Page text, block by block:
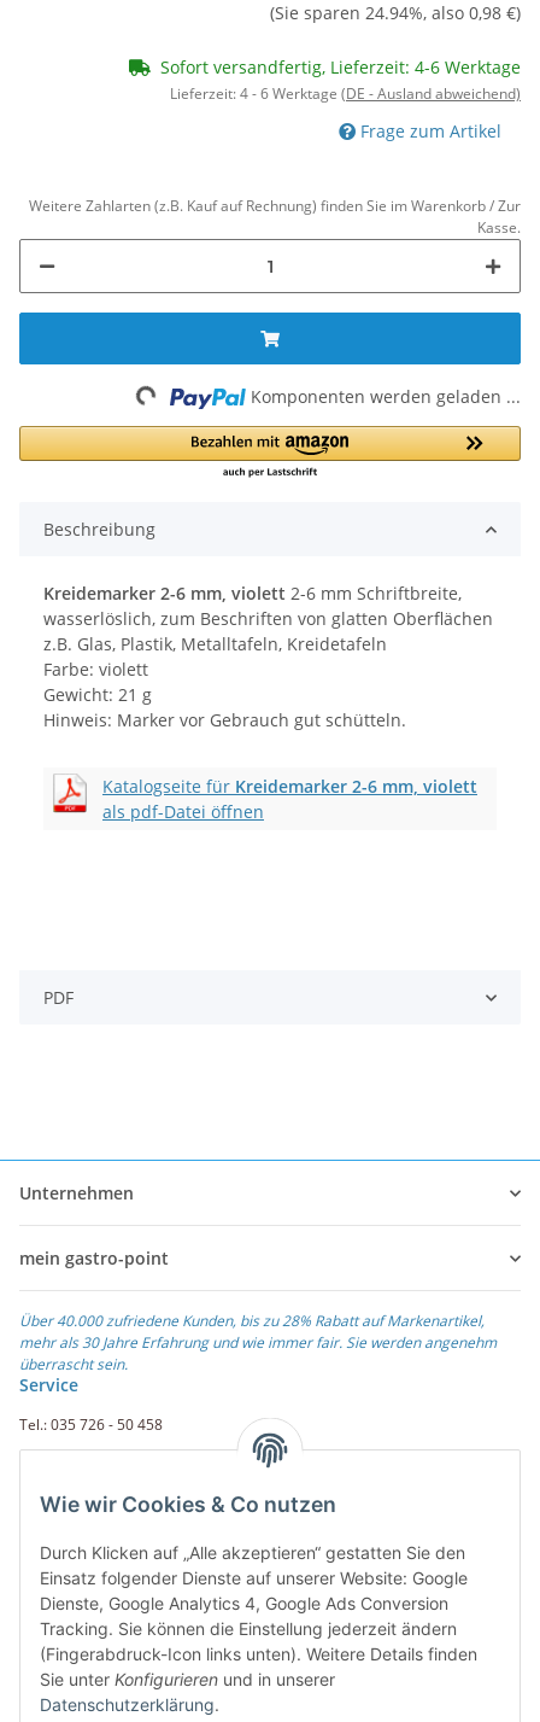
(Sie sparen 24.94%, also 0,98 €)
Sofort versandfertig, Lieferzeit: 4-6 Werktage
Lieferzeit:4 - 6 Werktage (DE - Ausland abweichend)
Frage zum Artikel
Weitere Zahlarten (z.B. Kauf auf Rechnung) finden Sie im Warenkorb / Zur
Kasse.
Loading... Komponenten werden geladen ...
Beschreibung
Kreidemarker 2-6 mm, violett 2-6 mm Schriftbreite,
wasserlöslich, zum Beschriften von glatten Oberflächen
z.B. Glas, Plastik, Metalltafeln, Kreidetafeln
Farbe: violett
Gewicht: 21 g
Hinweis: Marker vor Gebrauch gut schütteln.
Katalogseite für Kreidemarker 2-6 mm, violett
als pdf-Datei öffnen
PDF
Unternehmen
mein gastro-point
Über 40.000 zufriedene Kunden, bis zu 28% Rabatt auf Markenartikel,
mehr als 30 Jahre Erfahrung und wie immer fair. Sie werden angenehm
überrascht sein.
Service
Tel.: 035 726 - 50 458
Weiterführende Links
Zahlungsarten
Rechnung
PayPal
Amazon Payment
Vorkasse
Wie wir Cookies & Co nutzen
Durch Klicken auf „Alle akzeptieren“ gestatten Sie den
Einsatz folgender Dienste auf unserer Website: Google
Dienste, Google Analytics 4, Google Ads Conversion
Tracking. Sie können die Einstellung jederzeit ändern
(Fingerabdruck-Icon links unten). Weitere Details finden
Sie unter Konfigurieren und in unserer
Datenschutzerklärung.